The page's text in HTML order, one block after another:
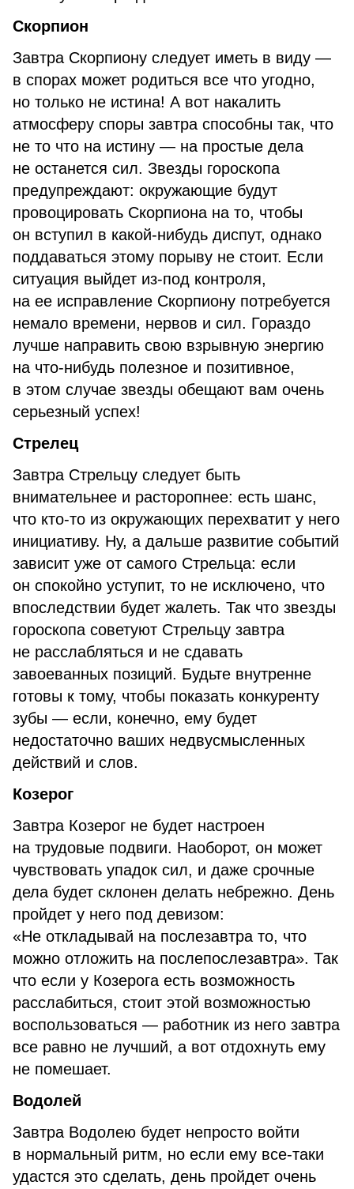
Скорпион
Завтра Скорпиону следует иметь в виду —
в спорах может родиться все что угодно,
но только не истина! А вот накалить
атмосферу споры завтра способны так, что
не то что на истину — на простые дела
не останется сил. Звезды гороскопа
предупреждают: окружающие будут
провоцировать Скорпиона на то, чтобы
он вступил в какой-нибудь диспут, однако
поддаваться этому порыву не стоит. Если
ситуация выйдет из-под контроля,
на ее исправление Скорпиону потребуется
немало времени, нервов и сил. Гораздо
лучше направить свою взрывную энергию
на что-нибудь полезное и позитивное,
в этом случае звезды обещают вам очень
серьезный успех!
Стрелец
Завтра Стрельцу следует быть
внимательнее и расторопнее: есть шанс,
что кто-то из окружающих перехватит у него
инициативу. Ну, а дальше развитие событий
зависит уже от самого Стрельца: если
он спокойно уступит, то не исключено, что
впоследствии будет жалеть. Так что звезды
гороскопа советуют Стрельцу завтра
не расслабляться и не сдавать
завоеванных позиций. Будьте внутренне
готовы к тому, чтобы показать конкуренту
зубы — если, конечно, ему будет
недостаточно ваших недвусмысленных
действий и слов.
Козерог
Завтра Козерог не будет настроен
на трудовые подвиги. Наоборот, он может
чувствовать упадок сил, и даже срочные
дела будет склонен делать небрежно. День
пройдет у него под девизом:
«Не откладывай на послезавтра то, что
можно отложить на послепослезавтра». Так
что если у Козерога есть возможность
расслабиться, стоит этой возможностью
воспользоваться — работник из него завтра
все равно не лучший, а вот отдохнуть ему
не помешает.
Водолей
Завтра Водолею будет непросто войти
в нормальный ритм, но если ему все-таки
удастся это сделать, день пройдет очень